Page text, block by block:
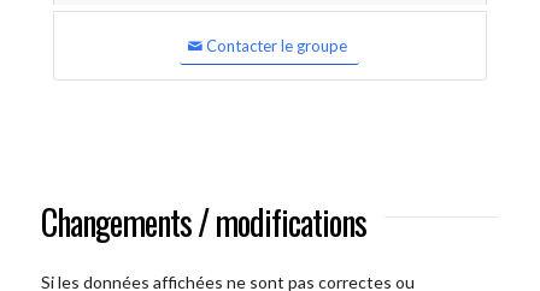
Contacter le groupe
Changements / modifications
Si les données affichées ne sont pas correctes ou